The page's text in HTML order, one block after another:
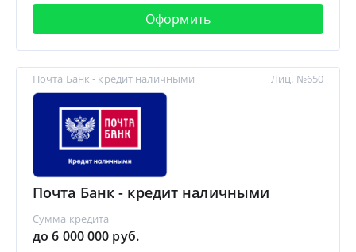
Оформить
Почта Банк - кредит наличными
Почта Банк - кредит наличными
Сумма кредита
до 6 000 000 руб.
Лиц. №650